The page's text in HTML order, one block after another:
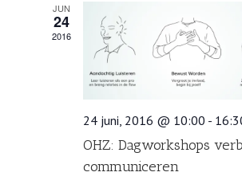
JUN
24
2016
24 juni, 2016 @ 10:00 -
OHZ: Dagworkshops
communiceren